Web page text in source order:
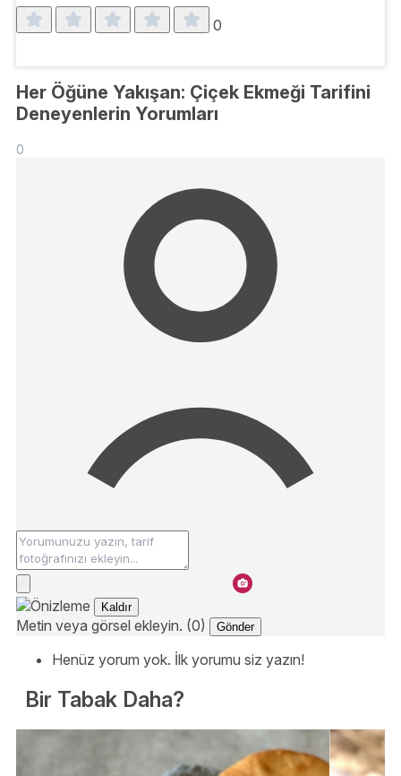
0
Her Öğüne Yakışan: Çiçek Ekmeği Tarifini
Deneyenlerin Yorumları
0
Kaldır
Metin veya görsel ekleyin. (0) Gönder
Henüz yorum yok. İlk yorumu siz yazın!
Bir Tabak Daha?